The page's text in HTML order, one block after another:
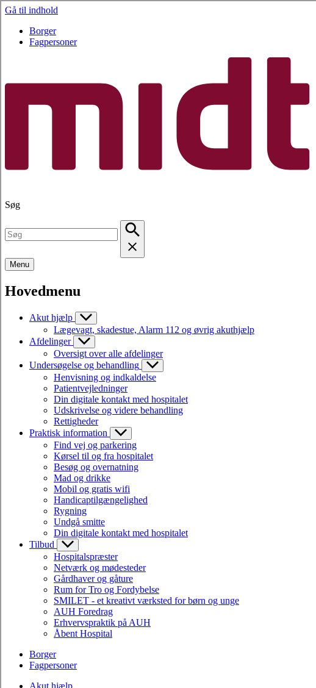
Gå til indhold
Borger
Fagpersoner
Søg
Menu
Hovedmenu
Akut hjælp
Lægevagt, skadestue, Alarm 112 og øvrig akuthjælp
Afdelinger
Oversigt over alle afdelinger
Undersøgelse og behandling
Henvisning og indkaldelse
Patientvejledninger
Din digitale kontakt med hospitalet
Udskrivelse og videre behandling
Rettigheder
Praktisk information
Find vej og parkering
Kørsel til og fra hospitalet
Besøg og overnatning
Mad og drikke
Mobil og gratis wifi
Handicaptilgængelighed
Rygning
Undgå smitte
Din digitale kontakt med hospitalet
Tilbud
Hospitalspræster
Netværk og mødesteder
Gårdhaver og gåture
Rum for Tro og Fordybelse
SMILET - et kreativt værksted for børn og unge
AUH Foredrag
Erhvervspraktik på AUH
Åbent Hospital
Borger
Fagpersoner
Akut hjælp